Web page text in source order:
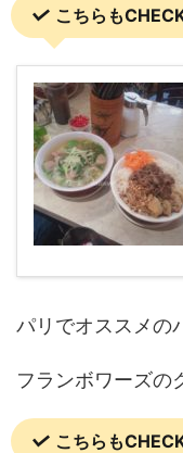
こちらも
パリでオススメの
フランボワーズ
こちらも